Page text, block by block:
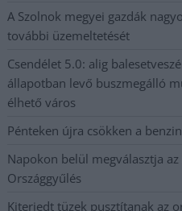
A Szolnok megyei gazdák
további üzemeltetését
Csendélet 5.0: alig
állapotban levő buszmegálló
élhető város
Pénteken újra csökken a
Napokon belül megválasztja
Országgyűlés
Kiterjedt tüzek pusztítanak az